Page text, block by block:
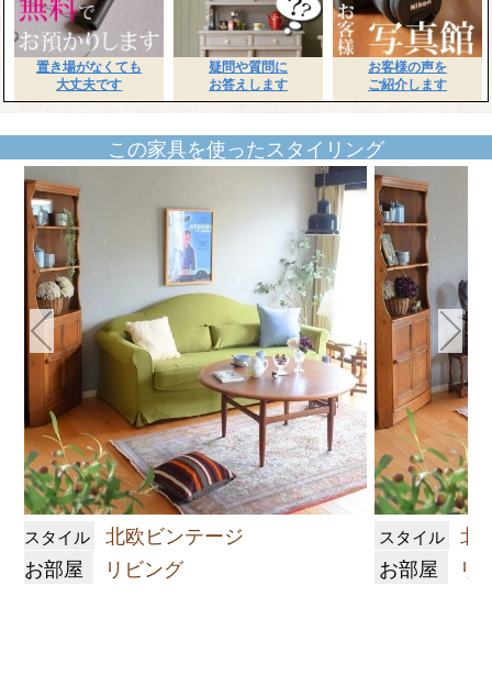
置き場がなくても
大丈夫です
疑問や質問に
お答えします
お客様の声を
ご紹介します
この家具を使ったスタイリング
スタイル
北欧ビンテージ
お部屋
リビング
スタイル
北
お部屋
リ